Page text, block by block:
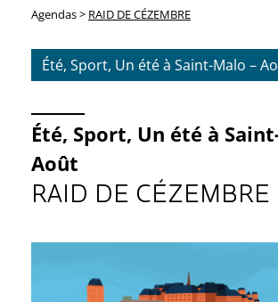
Agendas> RAID DE CÉZEMBRE
Été, Sport, Un été à Saint-Malo –
Été, Sport, Un été à
Août
RAID DE CÉZEMBRE